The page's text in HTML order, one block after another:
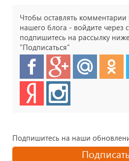
Чтобы оставлять комментарии
нашего блога - войдите через
подпишитесь на рассылку
"Подписаться"
Подпишитесь на наши